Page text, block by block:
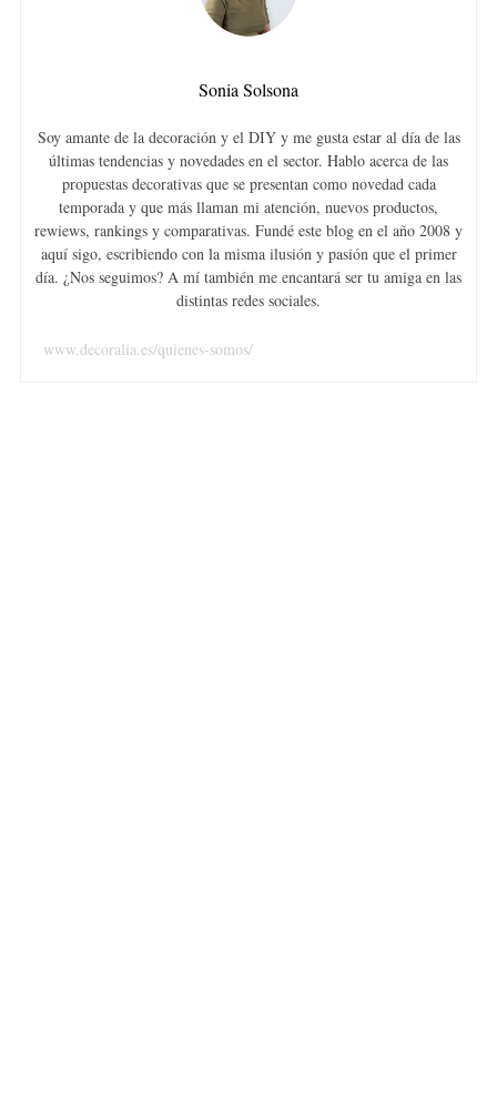
Sonia Solsona
Soy amante de la decoración y el DIY y me gusta estar al día de las
últimas tendencias y novedades en el sector. Hablo acerca de las
propuestas decorativas que se presentan como novedad cada
temporada y que más llaman mi atención, nuevos productos,
rewiews, rankings y comparativas. Fundé este blog en el año 2008 y
aquí sigo, escribiendo con la misma ilusión y pasión que el primer
día. ¿Nos seguimos? A mí también me encantará ser tu amiga en las
distintas redes sociales.
www.decoralia.es/quienes-somos/